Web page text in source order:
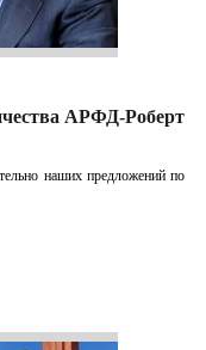
АРФД-Роберт
наших предложений по